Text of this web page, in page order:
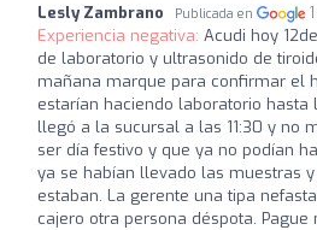
Lesly Zambrano Publicada en
Experiencia negativa: Acudi hoy
de laboratorio y ultrasonido de
mañana marque para confirmar el
estarían haciendo laboratorio hasta
llegó a la sucursal a las 11:30 y no
ser día festivo y que ya no podían
ya se habían llevado las muestras
estaban. La gerente una tipa
cajero otra persona déspota.